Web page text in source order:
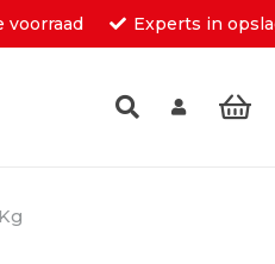
voorraad Experts in